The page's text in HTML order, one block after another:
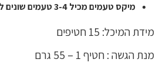
מיקס טעמים מכיל 3-4 טעמים שונים לפי הזמינות במלאי
מידת המיכל: 15 חטיפים
מנת הגשה : חטיף 1 – 55 גרם